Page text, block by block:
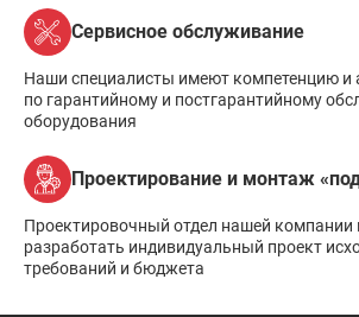
Сервисное обслуживание
Наши специалисты имеют компетенцию и
по гарантийному и постгарантийному
оборудования
Проектирование и монтаж
Проектировочный отдел нашей
разработать индивидуальный проект
требований и бюджета